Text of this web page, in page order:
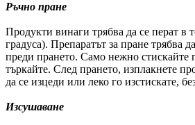
Ръчно пране
Продукти винаги трябва да се перат в
градуса). Препаратът за пране трябва
преди прането. Само нежно стискайте
търкайте. След прането, изплакнете
да се изцеди или леко го изстискате,
Изсушаване